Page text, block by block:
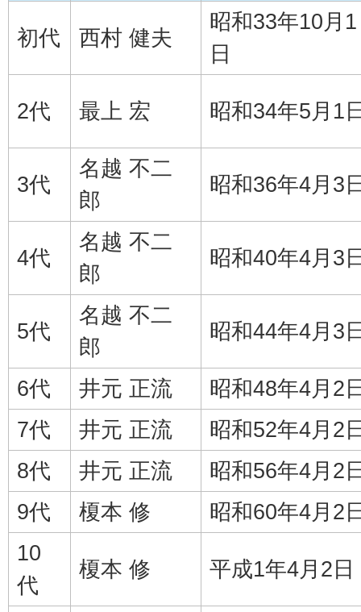
初代 西村 健夫
昭和33年10月1
日
2代 最上 宏 昭和34年5月1
3代
名越 不二
郎
昭和36年4月3
4代
名越 不二
郎
昭和40年4月3
5代
名越 不二
郎
昭和44年4月3
6代 井元 正流
昭和48年4月2
7代
井元 正流
昭和52年4月2
8代
井元 正流
昭和56年4月2
9代
榎本 修
昭和60年4月2
10
代
榎本 修 平成1年4月2日